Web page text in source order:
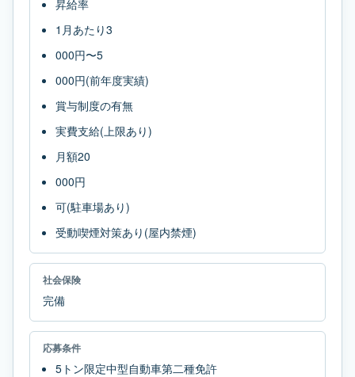
昇給率
1月あたり3
000円〜5
000円(前年度実績)
賞与制度の有無
実費支給(上限あり)
月額20
000円
可(駐車場あり)
受動喫煙対策あり(屋内禁煙)
社会保険
完備
応募条件
5トン限定中型自動車第二種免許